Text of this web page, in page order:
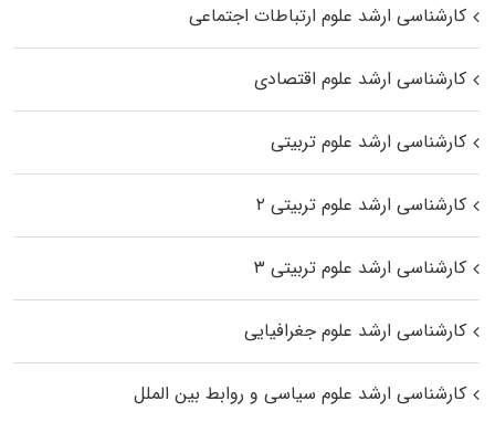
کارشناسی ارشد علوم ارتباطات اجتماعی
کارشناسی ارشد علوم اقتصادی
کارشناسی ارشد علوم تربیتی
کارشناسی ارشد علوم تربیتی ۲
کارشناسی ارشد علوم تربیتی ۳
کارشناسی ارشد علوم جغرافیایی
کارشناسی ارشد علوم سیاسی و روابط بین الملل